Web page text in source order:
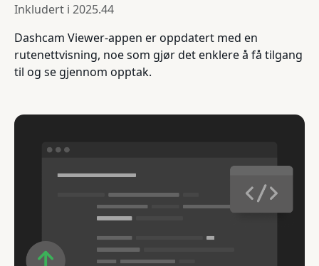
Inkludert i 2025.44
Dashcam Viewer-appen er oppdatert med en
rutenettvisning, noe som gjør det enklere å få tilgang
til og se gjennom opptak.